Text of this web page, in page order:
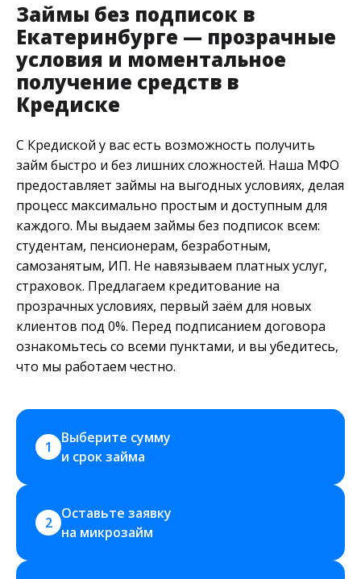
Займы без подписок в
Екатеринбурге — прозрачные
условия и моментальное
получение средств в
Кредиске
С Кредиской у вас есть возможность получить
займ быстро и без лишних сложностей. Наша МФО
предоставляет займы на выгодных условиях, делая
процесс максимально простым и доступным для
каждого. Мы выдаем займы без подписок всем:
студентам, пенсионерам, безработным,
самозанятым, ИП. Не навязываем платных услуг,
страховок. Предлагаем кредитование на
прозрачных условиях, первый заём для новых
клиентов под 0%. Перед подписанием договора
ознакомьтесь со всеми пунктами, и вы убедитесь,
что мы работаем честно.
1
Выберите сумму
и срок займа
2
Оставьте заявку
на микрозайм